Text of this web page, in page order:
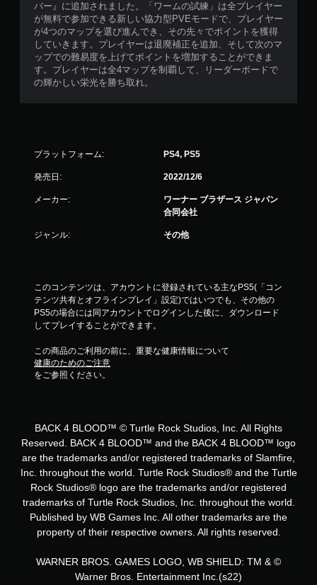
バー』に追加されました。「ワームの試練」は全プレイヤー
が無料で参加できる新しい協力型PVEモードで、プレイヤー
が4つのマップを選び進んでき、その先々でポイントを獲得
していきます。プレイヤーは退廃補正を追加、そして次のマ
ップでの難易度を上げてポイントを増加することができま
す。プレイヤーは全4マップを制覇して、リーダーボードで
の輝かしい栄光を勝ち取れ。
プラットフォーム: PS4, PS5
発売日: 2022/12/6
メーカー:
ワーナー ブラザース ジャパン
合同会社
ジャンル: その他
このコンテンツは、アカウントに登録されている主なPS5(「コン
テンツ共有とオフラインプレイ」設定)ではいつでも、その他の
PS5の場合には同アカウントでログインした後に、ダウンロード
してプレイすることができます。
この商品のご利用の前に、重要な健康情報について
健康のためのご注意
をご参照ください。
BACK 4 BLOOD™ © Turtle Rock Studios, Inc. All Rights
Reserved. BACK 4 BLOOD™ and the BACK 4 BLOOD™ logo
are the trademarks and/or registered trademarks of Slamfire,
Inc. throughout the world. Turtle Rock Studios® and the Turtle
Rock Studios® logo are the trademarks and/or registered
trademarks of Turtle Rock Studios, Inc. throughout the world.
Published by WB Games Inc. All other trademarks are the
property of their respective owners. All rights reserved.
WARNER BROS. GAMES LOGO, WB SHIELD: TM & ©
Warner Bros. Entertainment Inc.(s22)